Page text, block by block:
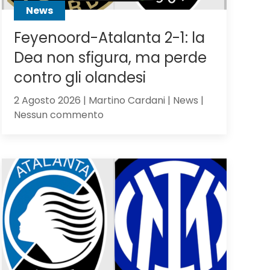
News
Feyenoord-Atalanta 2-1: la
Dea non sfigura, ma perde
contro gli olandesi
2 Agosto 2026 | Martino Cardani | News |
Nessun commentosu
2-
Dea
non
sfigura,
ma
perde